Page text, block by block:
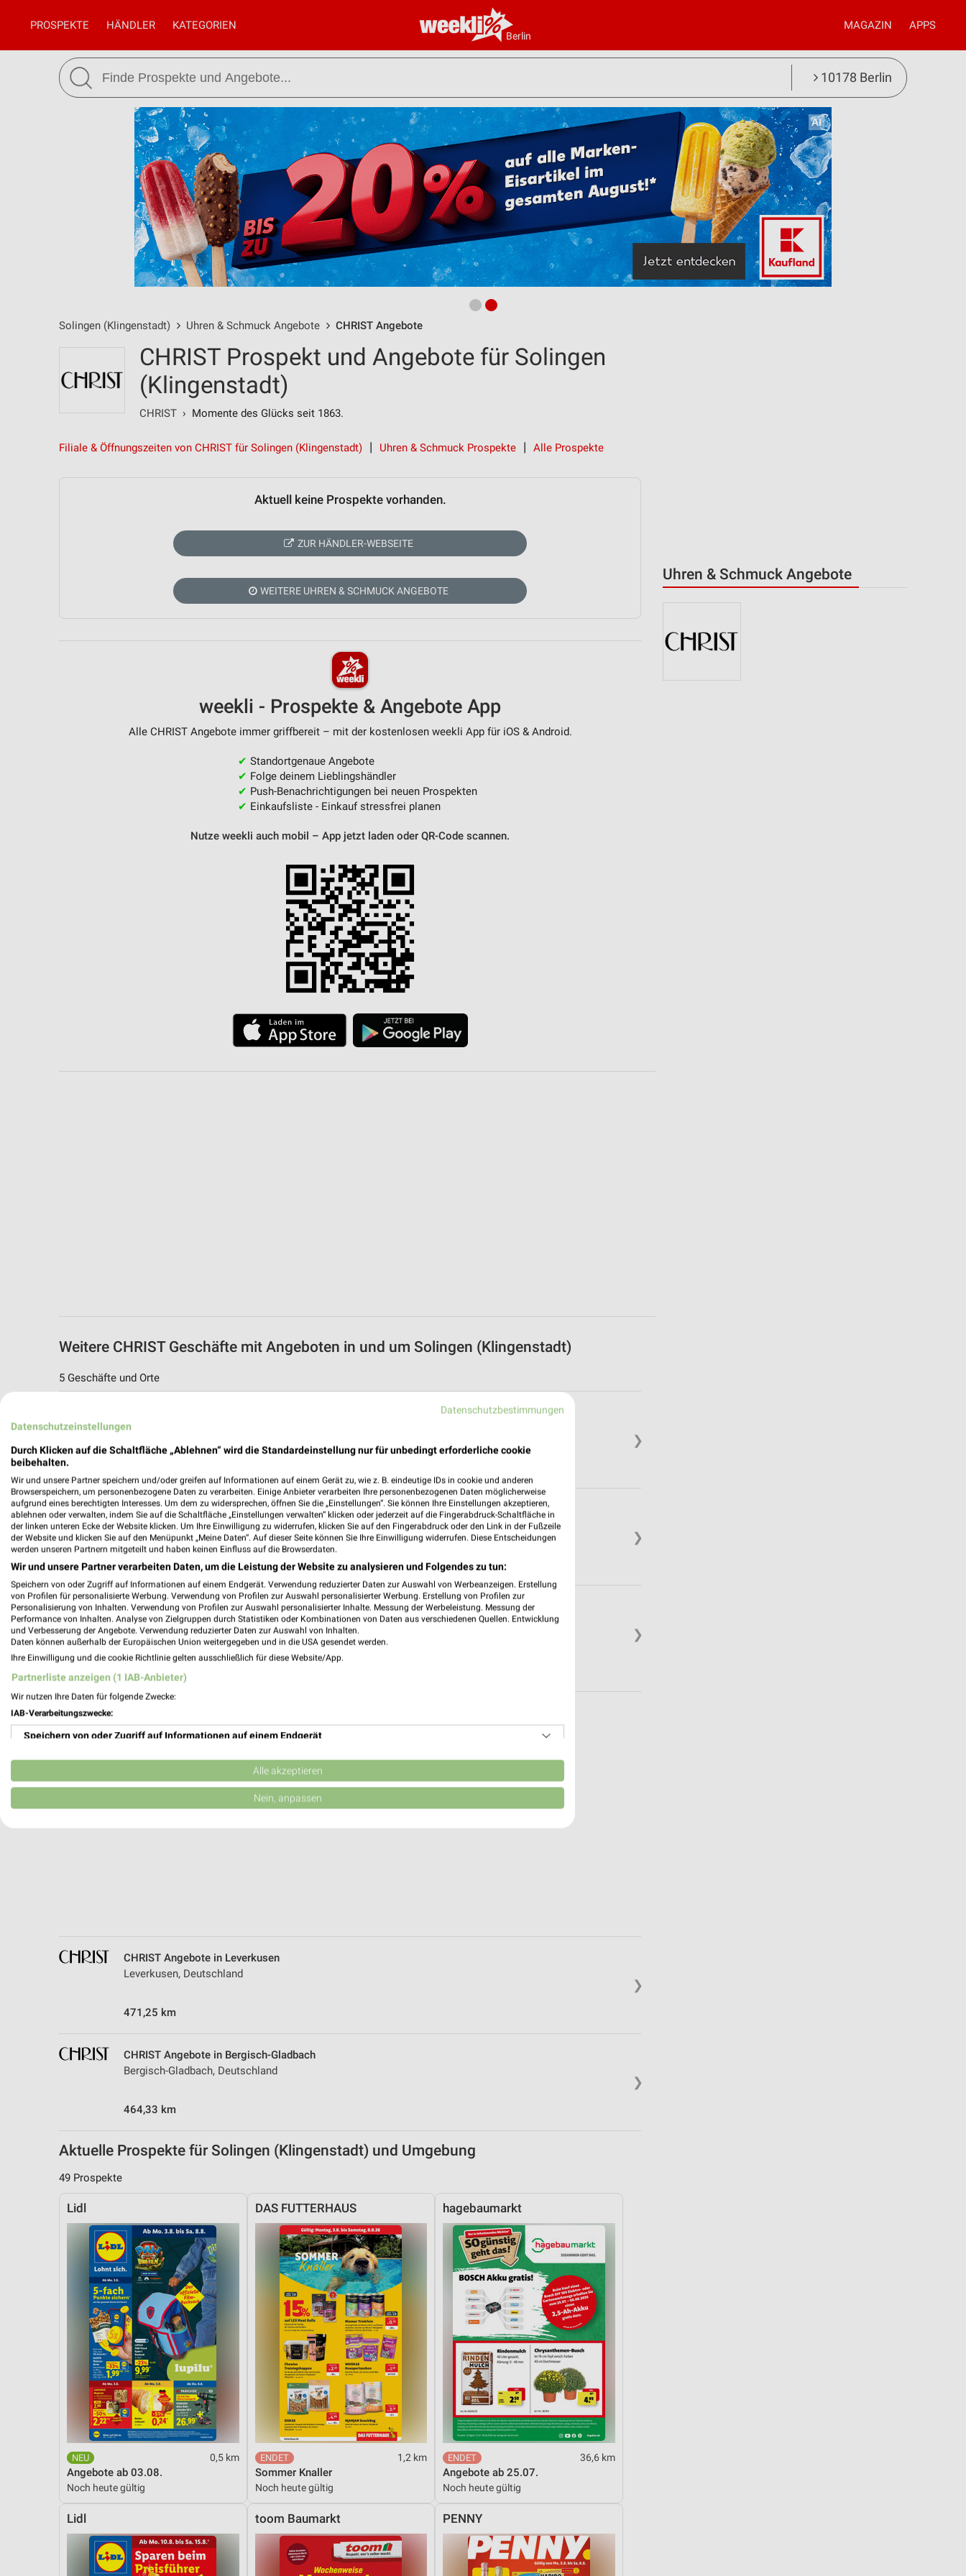
Berlin
PROSPEKTE HÄNDLER KATEGORIEN MAGAZIN APPS
10178 Berlin
Solingen (Klingenstadt) Uhren & Schmuck Angebote CHRIST Angebote
Uhren & Schmuck Angebote
CHRIST Prospekt und Angebote für Solingen
(Klingenstadt)
CHRIST › Momente des Glücks seit 1863.
Filiale & Öffnungszeiten von CHRIST für Solingen (Klingenstadt) Uhren & Schmuck Prospekte Alle Prospekte
Aktuell keine Prospekte vorhanden.
ZUR HÄNDLER-WEBSEITE
WEITERE UHREN & SCHMUCK ANGEBOTE
weekli - Prospekte & Angebote App
Alle CHRIST Angebote immer griffbereit – mit der kostenlosen weekli App für iOS & Android.
✔ Standortgenaue Angebote
✔ Folge deinem Lieblingshändler
✔ Push-Benachrichtigungen bei neuen Prospekten
✔ Einkaufsliste - Einkauf stressfrei planen
Nutze weekli auch mobil – App jetzt laden oder QR-Code scannen.
Weitere CHRIST Geschäfte mit Angeboten in und um Solingen (Klingenstadt)
5 Geschäfte und Orte
❯
Remscheid, Deutschland
❯
CHRIST
Theodor-Heuss-Platz 7
42853 Remscheid
452,16 km
❯
CHRIST Angebote in Wuppertal
Wuppertal, Deutschland
451,41 km
❯
CHRIST Angebote in Leverkusen
Leverkusen, Deutschland
471,25 km
❯
CHRIST Angebote in Bergisch-Gladbach
Bergisch-Gladbach, Deutschland
464,33 km
Aktuelle Prospekte für Solingen (Klingenstadt) und Umgebung
49 Prospekte
Lidl
0,5 km
Angebote ab 03.08.
Noch heute gültig
DAS FUTTERHAUS
1,2 km
Sommer Knaller
Noch heute gültig
hagebaumarkt
36,6 km
Angebote ab 25.07.
Noch heute gültig
Lidl toom Baumarkt PENNY
Datenschutzbestimmungen
Datenschutzeinstellungen
Durch Klicken auf die Schaltfläche „Ablehnen“ wird die Standardeinstellung nur für unbedingt erforderliche cookie
beibehalten.
Wir und unsere Partner speichern und/oder greifen auf Informationen auf einem Gerät zu, wie z. B. eindeutige IDs in cookie und anderen
Browserspeichern, um personenbezogene Daten zu verarbeiten. Einige Anbieter verarbeiten Ihre personenbezogenen Daten möglicherweise
aufgrund eines berechtigten Interesses. Um dem zu widersprechen, öffnen Sie die „Einstellungen“. Sie können Ihre Einstellungen akzeptieren,
ablehnen oder verwalten, indem Sie auf die Schaltfläche „Einstellungen verwalten“ klicken oder jederzeit auf die Fingerabdruck-Schaltfläche in
der linken unteren Ecke der Website klicken. Um Ihre Einwilligung zu widerrufen, klicken Sie auf den Fingerabdruck oder den Link in der Fußzeile
der Website und klicken Sie auf den Menüpunkt „Meine Daten“. Auf dieser Seite können Sie Ihre Einwilligung widerrufen. Diese Entscheidungen
werden unseren Partnern mitgeteilt und haben keinen Einfluss auf die Browserdaten.
Wir und unsere Partner verarbeiten Daten, um die Leistung der Website zu analysieren und Folgendes zu tun:
Speichern von oder Zugriff auf Informationen auf einem Endgerät. Verwendung reduzierter Daten zur Auswahl von Werbeanzeigen. Erstellung
von Profilen für personalisierte Werbung. Verwendung von Profilen zur Auswahl personalisierter Werbung. Erstellung von Profilen zur
Personalisierung von Inhalten. Verwendung von Profilen zur Auswahl personalisierter Inhalte. Messung der Werbeleistung. Messung der
Performance von Inhalten. Analyse von Zielgruppen durch Statistiken oder Kombinationen von Daten aus verschiedenen Quellen. Entwicklung
und Verbesserung der Angebote. Verwendung reduzierter Daten zur Auswahl von Inhalten.
Daten können außerhalb der Europäischen Union weitergegeben und in die USA gesendet werden.
Ihre Einwilligung und die cookie Richtlinie gelten ausschließlich für diese Website/App.
Partnerliste anzeigen (1 IAB-Anbieter)
Wir nutzen Ihre Daten für folgende Zwecke:
IAB-Verarbeitungszwecke:
Speichern von oder Zugriff auf Informationen auf einem Endgerät
Verwendung reduzierter Daten zur Auswahl von Werbeanzeigen
Erstellung von Profilen für personalisierte Werbung
Analyse von Zielgruppen durch Statistiken oder Kombinationen von Daten aus verschiedenen
Entwicklung und Verbesserung der Angebote
Geräte anhand von aktiv angeforderten Informationen identifizieren
Funktional
Alle akzeptieren
Nein, anpassen